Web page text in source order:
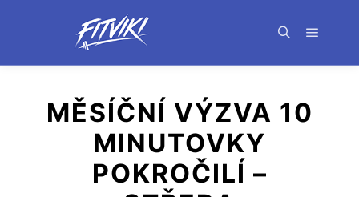
MĚSÍČNÍ VÝZVA 10
MINUTOVKY
POKROČILÍ –